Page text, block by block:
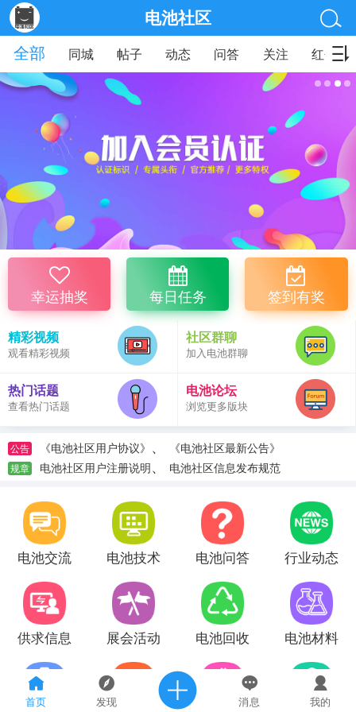
首页 发现 消息 我的
电池社区
全部
同城 帖子 动态 问答 关注 红包
幸运抽奖 每日任务 签到有奖
精彩视频
观看精彩视频
社区群聊
加入电池群聊
热门话题
查看热门话题
电池论坛
浏览更多版块
公告 《电池社区用户协议》 、 《电池社区最新公告》
规章 电池社区用户注册说明、 电池社区信息发布规范
电池交流 电池技术 电池问答 行业动态
供求信息 展会活动 电池回收 电池材料